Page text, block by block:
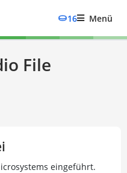
16 Menü
File
eingeführt.